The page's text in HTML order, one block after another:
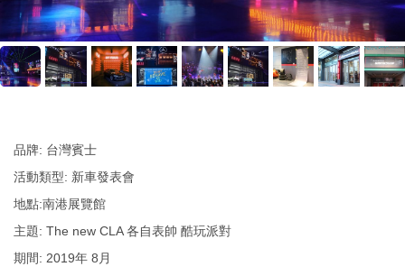
品牌: 台灣賓士
活動類型: 新車發表會
地點:南港展覽館
主題: The new CLA 各自表帥 酷玩派對
期間: 2019年 8月